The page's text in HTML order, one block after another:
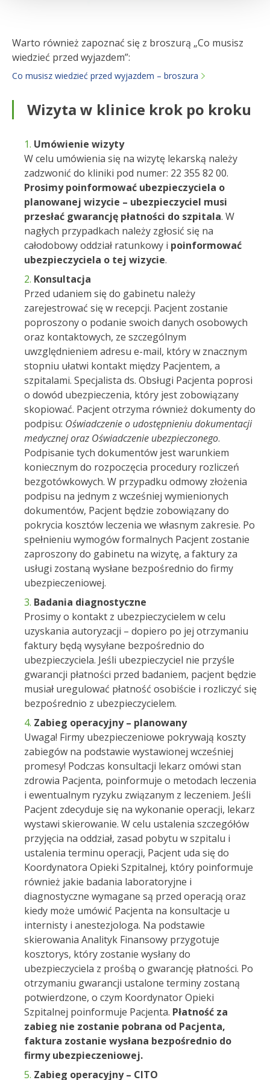
Warto również zapoznać się z broszurą „Co musisz
wiedzieć przed wyjazdem”:
Co musisz wiedzieć przed wyjazdem – broszura
Wizyta w klinice krok po kroku
Umówienie wizyty
W celu umówienia się na wizytę lekarską należy
zadzwonić do kliniki pod numer: 22 355 82 00.
Prosimy poinformować ubezpieczyciela o
planowanej wizycie – ubezpieczyciel musi
przesłać gwarancję płatności do szpitala. W
nagłych przypadkach należy zgłosić się na
całodobowy oddział ratunkowy i poinformować
ubezpieczyciela o tej wizycie.
Konsultacja
Przed udaniem się do gabinetu należy
zarejestrować się w recepcji. Pacjent zostanie
poproszony o podanie swoich danych osobowych
oraz kontaktowych, ze szczególnym
uwzględnieniem adresu e-mail, który w znacznym
stopniu ułatwi kontakt między Pacjentem, a
szpitalami. Specjalista ds. Obsługi Pacjenta poprosi
o dowód ubezpieczenia, który jest zobowiązany
skopiować. Pacjent otrzyma również dokumenty do
podpisu: Oświadczenie o udostępnieniu dokumentacji
medycznej oraz Oświadczenie ubezpieczonego.
Podpisanie tych dokumentów jest warunkiem
koniecznym do rozpoczęcia procedury rozliczeń
bezgotówkowych. W przypadku odmowy złożenia
podpisu na jednym z wcześniej wymienionych
dokumentów, Pacjent będzie zobowiązany do
pokrycia kosztów leczenia we własnym zakresie. Po
spełnieniu wymogów formalnych Pacjent zostanie
zaproszony do gabinetu na wizytę, a faktury za
usługi zostaną wysłane bezpośrednio do firmy
ubezpieczeniowej.
Badania diagnostyczne
Prosimy o kontakt z ubezpieczycielem w celu
uzyskania autoryzacji – dopiero po jej otrzymaniu
faktury będą wysyłane bezpośrednio do
ubezpieczyciela. Jeśli ubezpieczyciel nie przyśle
gwarancji płatności przed badaniem, pacjent będzie
musiał uregulować płatność osobiście i rozliczyć się
bezpośrednio z ubezpieczycielem.
Zabieg operacyjny – planowany
Uwaga! Firmy ubezpieczeniowe pokrywają koszty
zabiegów na podstawie wystawionej wcześniej
promesy! Podczas konsultacji lekarz omówi stan
zdrowia Pacjenta, poinformuje o metodach leczenia
i ewentualnym ryzyku związanym z leczeniem. Jeśli
Pacjent zdecyduje się na wykonanie operacji, lekarz
wystawi skierowanie. W celu ustalenia szczegółów
przyjęcia na oddział, zasad pobytu w szpitalu i
ustalenia terminu operacji, Pacjent uda się do
Koordynatora Opieki Szpitalnej, który poinformuje
również jakie badania laboratoryjne i
diagnostyczne wymagane są przed operacją oraz
kiedy może umówić Pacjenta na konsultacje u
internisty i anestezjologa. Na podstawie
skierowania Analityk Finansowy przygotuje
kosztorys, który zostanie wysłany do
ubezpieczyciela z prośbą o gwarancję płatności. Po
otrzymaniu gwarancji ustalone terminy zostaną
potwierdzone, o czym Koordynator Opieki
Szpitalnej poinformuje Pacjenta. Płatność za
zabieg nie zostanie pobrana od Pacjenta,
faktura zostanie wysłana bezpośrednio do
firmy ubezpieczeniowej.
Zabieg operacyjny – CITO